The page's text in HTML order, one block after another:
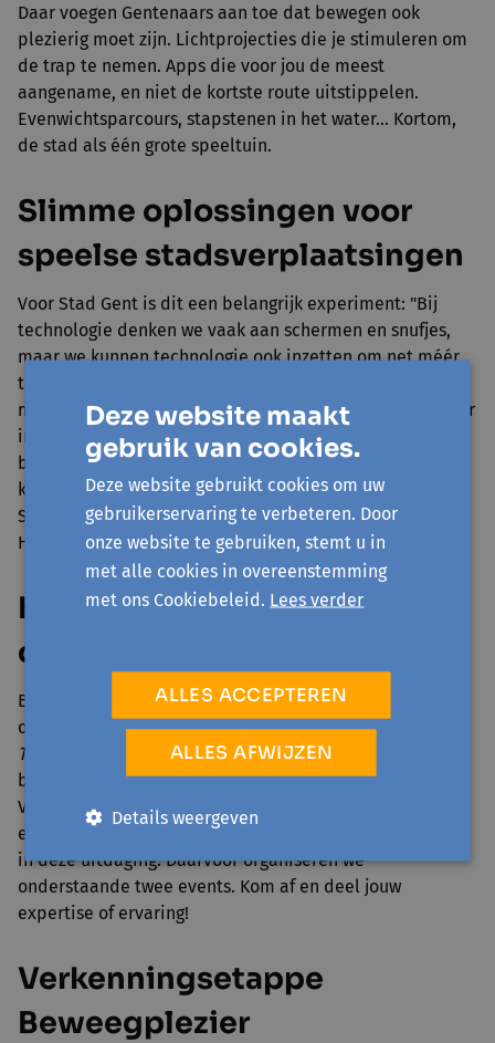
Daar voegen Gentenaars aan toe dat bewegen ook
plezierig moet zijn. Lichtprojecties die je stimuleren om
de trap te nemen. Apps die voor jou de meest
aangename, en niet de kortste route uitstippelen.
Evenwichtsparcours, stapstenen in het water… Kortom,
de stad als één grote speeltuin.
Slimme oplossingen voor
speelse stadsverplaatsingen
Voor Stad Gent is dit een belangrijk experiment: "Bij
technologie denken we vaak aan schermen en snufjes,
maar we kunnen technologie ook inzetten om net méér
te bewegen. En als we veel Gentenaars willen bereiken,
moeten we het niet te ver zoeken. Het gaat hier niet over
intensief sporten, maar wel over onze alledaagse
bewegingen door de stad. Als we die plezanter maken,
krijgen we Gentenaars automatisch meer in beweging." -
Sofie Bracke, Schepen van Economie, Handel, Sport en
Haven
Kom af: deel jouw expertise
of ervaring
Bij Comon gaan we oplossingen bedenken én uittesten
om bewegen doorheen de stad plezieriger te maken.
Tuupetegoare
. Onderzoekers, ondernemers,
beleidsmakers, creatievelingen... Doe jij ook mee?
Vooraleer we oplossingen bedenken, gaan we eerst alle
expertise en ervaringen bundelen om inzicht te krijgen
in deze uitdaging. Daarvoor organiseren we
onderstaande twee events. Kom af en deel jouw
expertise of ervaring!
Verkenningsetappe
Beweegplezier
Deze website maakt
gebruik van cookies.
Deze website gebruikt cookies om uw
gebruikerservaring te verbeteren. Door
onze website te gebruiken, stemt u in
met alle cookies in overeenstemming
met ons Cookiebeleid. Lees verder
ALLES ACCEPTEREN
ALLES AFWIJZEN
Details weergeven